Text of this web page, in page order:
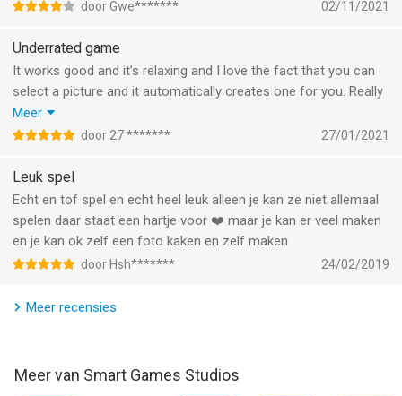
may be turned off by going to the user's Account Settings
after purchase
• Any unused portion of a free trial period will be forfeited
when the user purchases a subscription to that publication
Terms of service
Privacy Policy
http://www.tapsarena.com/apps/pixelmania/privacy.php
--
Pixelmania - Kleurboek van Smart Games Studios is een app
door Gwe******* 02/11/2021
Underrated game
It works good and it’s relaxing and I love the fact that you can
select a picture and it automatically creates one for you. Really
nice game for if you’re bored or just want to play an offline
game. I’ve played the game 40 hours this week, I don’t even
Meer
door 27 ******* 27/01/2021
Leuk spel
Echt en tof spel en echt heel leuk alleen je kan ze niet allemaal
spelen daar staat een hartje voor ❤️ maar je kan er veel maken
en je kan ok zelf een foto kaken en zelf maken
door Hsh******* 24/02/2019
Meer recensies
Meer van Smart Games Studios